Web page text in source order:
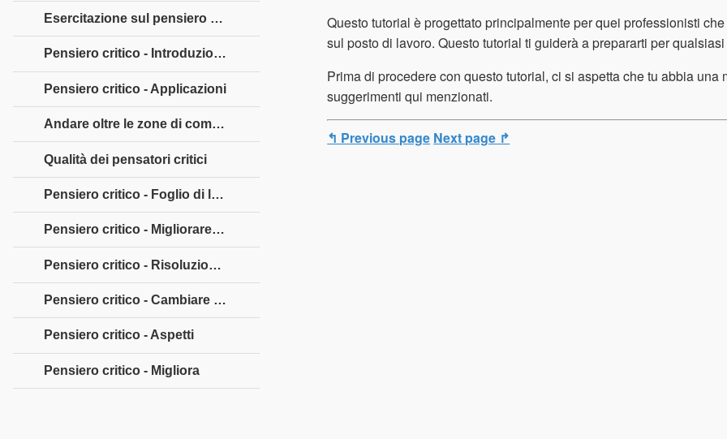
Questo tutorial è progettato principalmente per quei professionisti
sul posto di lavoro. Questo tutorial ti guiderà a prepararti per
Prima di procedere con questo tutorial, ci si aspetta che tu abbia
suggerimenti qui menzionati.
↰ Previous page Next page ↱
Esercitazione sul pensiero critico
Pensiero critico - Introduzione
Pensiero critico - Applicazioni
Andare oltre le zone di comfort
Qualità dei pensatori critici
Pensiero critico - Foglio di lavoro
Pensiero critico - Migliorare la comunicazione
Pensiero critico - Risoluzione dei problemi
Pensiero critico - Cambiare le prospettive
Pensiero critico - Aspetti
Pensiero critico - Migliora